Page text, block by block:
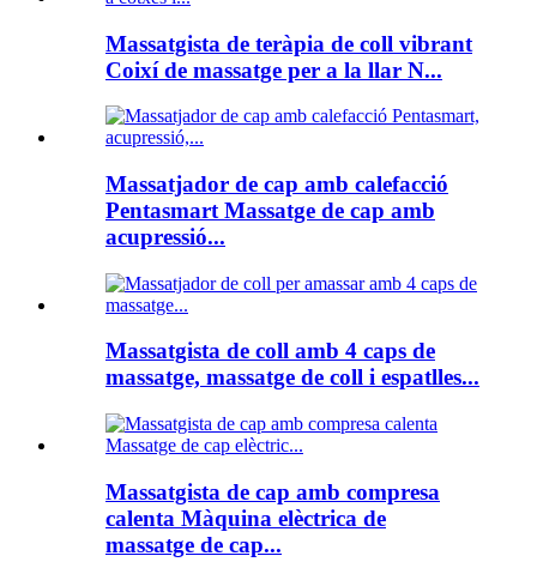
Massatgista de teràpia de coll vibrant
Coixí de massatge per a la llar N...
Massatjador de cap amb calefacció
Pentasmart Massatge de cap amb
acupressió...
Massatgista de coll amb 4 caps de
massatge, massatge de coll i espatlles...
Massatgista de cap amb compresa
calenta Màquina elèctrica de
massatge de cap...